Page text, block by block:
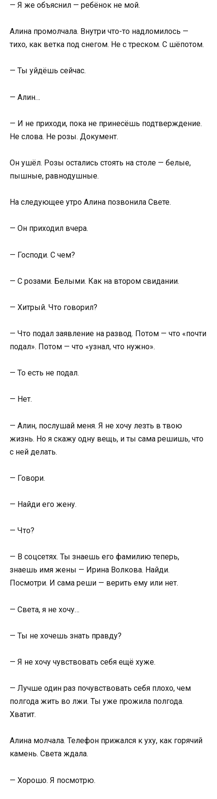
— Я же объяснил — ребёнок не мой.
Алина промолчала. Внутри что-то надломилось —
тихо, как ветка под снегом. Не с треском. С шёпотом.
— Ты уйдёшь сейчас.
— Алин…
— И не приходи, пока не принесёшь подтверждение.
Не слова. Не розы. Документ.
Он ушёл. Розы остались стоять на столе — белые,
пышные, равнодушные.
На следующее утро Алина позвонила Свете.
— Он приходил вчера.
— Господи. С чем?
— С розами. Белыми. Как на втором свидании.
— Хитрый. Что говорил?
— Что подал заявление на развод. Потом — что «почти
подал». Потом — что «узнал, что нужно».
— То есть не подал.
— Нет.
— Алин, послушай меня. Я не хочу лезть в твою
жизнь. Но я скажу одну вещь, и ты сама решишь, что
с ней делать.
— Говори.
— Найди его жену.
— Что?
— В соцсетях. Ты знаешь его фамилию теперь,
знаешь имя жены — Ирина Волкова. Найди.
Посмотри. И сама реши — верить ему или нет.
— Света, я не хочу…
— Ты не хочешь знать правду?
— Я не хочу чувствовать себя ещё хуже.
— Лучше один раз почувствовать себя плохо, чем
полгода жить во лжи. Ты уже прожила полгода.
Хватит.
Алина молчала. Телефон прижался к уху, как горячий
камень. Света ждала.
— Хорошо. Я посмотрю.